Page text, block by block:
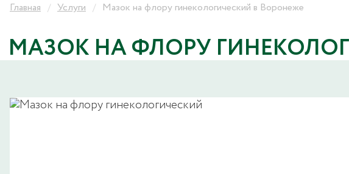
Главная Услуги Мазок на флору гинекологический в Воронеже
МАЗОК НА ФЛОРУ